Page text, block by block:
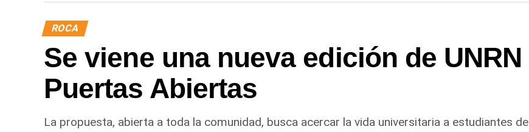
ROCA
Se viene una nueva edición de UNRN
Puertas Abiertas
La propuesta, abierta a toda la comunidad, busca acercar la vida universitaria a estudiantes de